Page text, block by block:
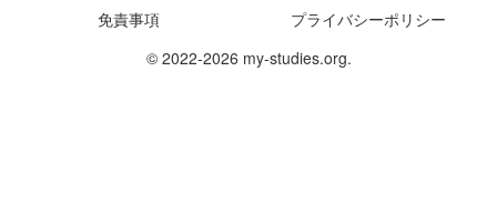
免責事項
プライバシーポリシー
© 2022-2026 my-studies.org.